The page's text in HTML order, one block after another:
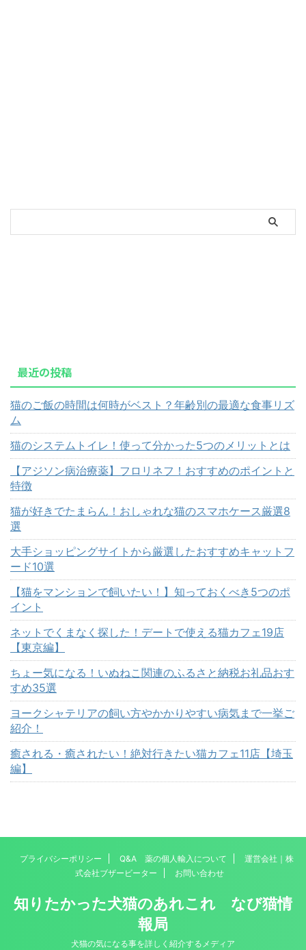
最近の投稿
猫のご飯の時間は何時がベスト？年齢別の最適な食事リズ
ム
猫のシステムトイレ！使って分かった5つのメリットとは
【アジソン病治療薬】フロリネフ！おすすめのポイントと
特徴
猫が好きでたまらん！おしゃれな猫のスマホケース厳選8
選
大手ショッピングサイトから厳選したおすすめキャットフ
ード10選
【猫をマンションで飼いたい！】知っておくべき5つのポ
イント
ネットでくまなく探した！デートで使える猫カフェ19店
【東京編】
ちょー気になる！いぬねこ関連のふるさと納税お礼品おす
すめ35選
ヨークシャテリアの飼い方やかかりやすい病気まで一挙ご
紹介！
癒される・癒されたい！絶対行きたい猫カフェ11店【埼玉
編】
プライバシーポリシー Q&A 薬の個人輸入について
運営会社｜株
式会社ブザービーター
お問い合わせ
知りたかった犬猫のあれこれ なび猫情
報局
犬猫の気になる事を詳しく紹介するメディア